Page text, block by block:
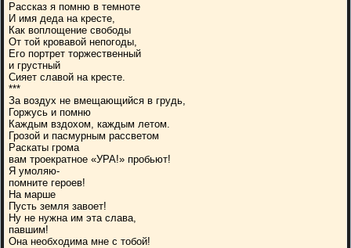
Рассказ я помню в темноте
И имя деда на кресте,
Как воплощение свободы
От той кровавой непогоды,
Его портрет торжественный
и грустный
Сияет славой на кресте.
***
За воздух не вмещающийся в грудь,
Горжусь и помню
Каждым вздохом, каждым летом.
Грозой и пасмурным рассветом
Раскаты грома
вам троекратное «УРА!» пробьют!
Я умоляю-
помните героев!
На марше
Пусть земля завоет!
Ну не нужна им эта слава,
павшим!
Она необходима мне с тобой!